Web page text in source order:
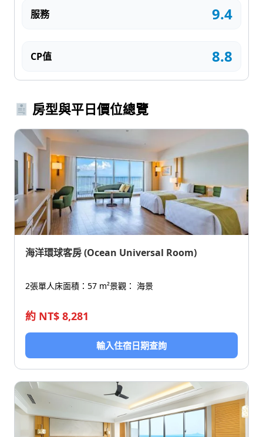
服務 9.4
CP值 8.8
房型與平日價位總覽
海洋環球客房 (Ocean Universal Room)
2張單人床面積：57 m²景觀： 海景
約 NT$ 8,281
輸入住宿日期查詢